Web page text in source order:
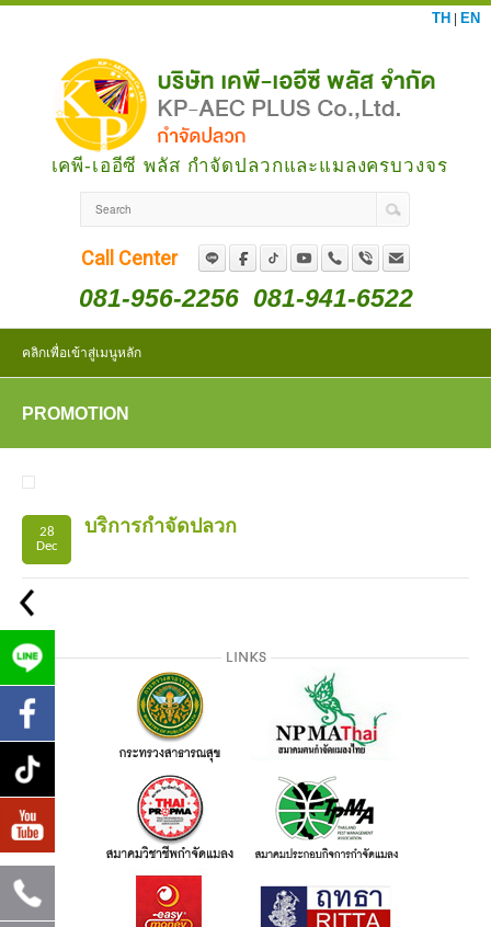
TH EN
เคพี-เออีซี พลัส กำจัดปลวกและแมลงครบวงจร
Call Center
081-956-2256 081-941-6522
คลิกเพื่อเข้าสู่เมนูหลัก
PROMOTION
28
Dec
บริการกำจัดปลวก